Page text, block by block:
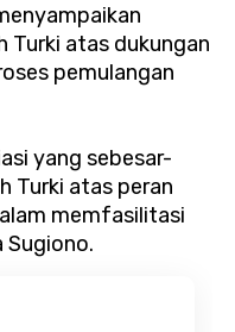
Turki atas dukungan
pemulangan
yang sebesar-
Turki atas peran
memfasilitasi
Sugiono.